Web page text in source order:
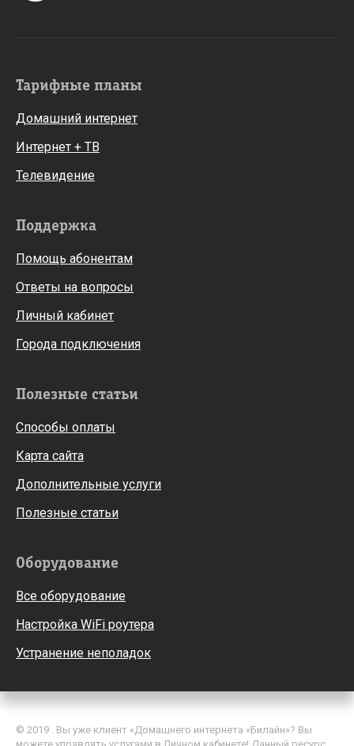
Тарифные планы
Домашний интернет
Интернет + ТВ
Телевидение
Поддержка
Помощь абонентам
Ответы на вопросы
Личный кабинет
Города подключения
Полезные статьи
Способы оплаты
Карта сайта
Дополнительные услуги
Полезные статьи
Оборудование
Все оборудование
Настройка WiFi роутера
Устранение неполадок
© 2019 . Вы уже клиент «Домашнего интернета «Билайн»? Вы